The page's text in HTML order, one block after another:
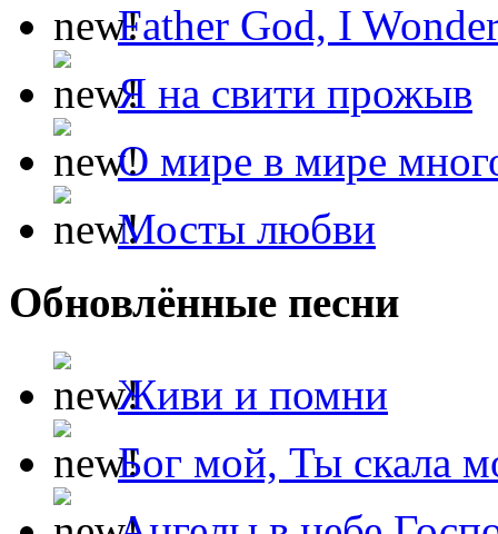
Father God, I
Я на свити прожыв
О мире в мире
Мосты любви
Обновлённые песни
Живи и помни
Бог мой, Ты скала